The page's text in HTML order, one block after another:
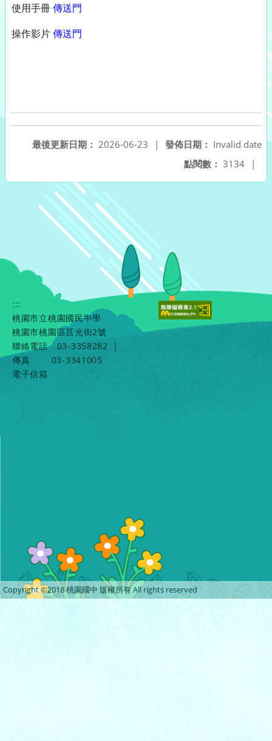
使用手冊傳送門
操作影片傳送門
發佈日期： Invalid date
最後更新日期： 2026-06-23
|
點閱數： 3134 |
:::
桃園市立桃園國民中學
桃園市桃園區莒光街2號
聯絡電話
03-3358282
|
傳真
03-3341005
電子信箱
Copyright ©2018 桃園國中 版權所有 All rights reserved